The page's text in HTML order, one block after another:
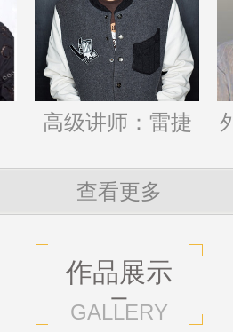
高级讲师：雷捷
查看更多
作品展示
GALLERY